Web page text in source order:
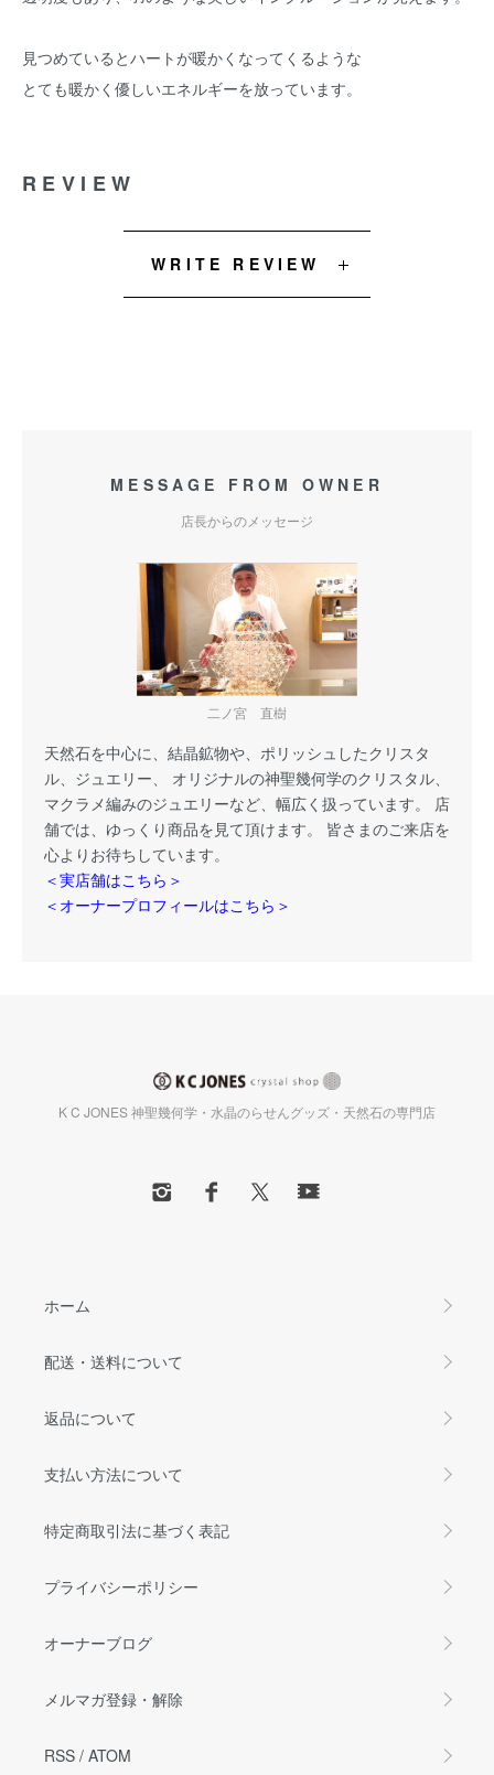
見つめているとハートが暖かくなってくるような
とても暖かく優しいエネルギーを放っています。
REVIEW
WRITE REVIEW
MESSAGE FROM OWNER
店長からのメッセージ
二ノ宮 直樹
天然石を中心に、結晶鉱物や、ポリッシュしたクリスタ
ル、ジュエリー、 オリジナルの神聖幾何学のクリスタル、
マクラメ編みのジュエリーなど、幅広く扱っています。 店
舗では、ゆっくり商品を見て頂けます。 皆さまのご来店を
心よりお待ちしています。
＜実店舗はこちら＞
＜オーナープロフィールはこちら＞
K C JONES 神聖幾何学・水晶のらせんグッズ・天然石の専門店
ホーム
配送・送料について
返品について
支払い方法について
特定商取引法に基づく表記
プライバシーポリシー
オーナーブログ
メルマガ登録・解除
RSS / ATOM